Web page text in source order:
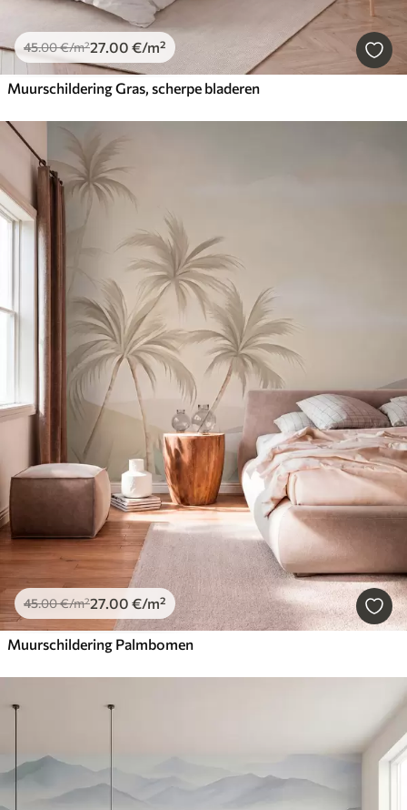
45.00€/m²27.00 €/m²
Muurschildering Gras, scherpe bladeren
45.00€/m²27.00 €/m²
Muurschildering Palmbomen